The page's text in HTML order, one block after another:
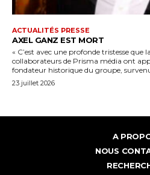
ACTUALITÉS PRESSE
AXEL GANZ EST MORT
« C’est avec une profonde tristesse que
collaborateurs de Prisma média ont
fondateur historique du groupe,
23 juillet 2026
A
NOUS